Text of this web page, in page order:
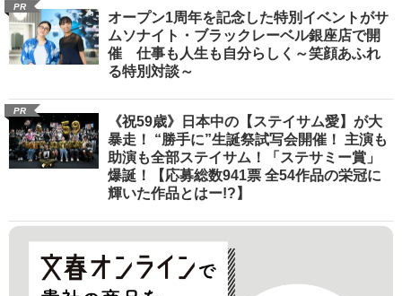
PR
オープン1周年を記念した特別イベントがサ
ムソナイト・ブラックレーベル銀座店で開
催 仕事も人生も自分らしく～笑顔あふれ
る特別対談～
PR
《祝59歳》日本中の【ステイサム愛】が大
暴走！ “勝手に”生誕祭試写会開催！ 主演も
助演も全部ステイサム！「ステサミー賞」
爆誕！【応募総数941票 全54作品の栄冠に
輝いた作品とはー!?】